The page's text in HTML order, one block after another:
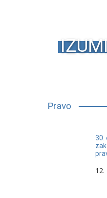
Pravo
30.
12.